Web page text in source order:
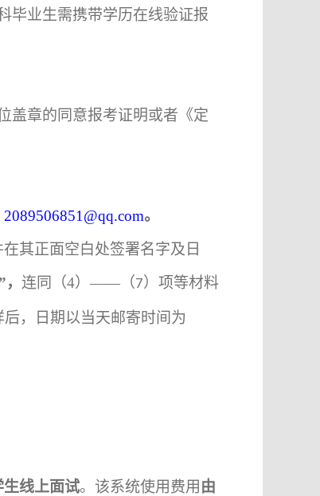
毕业生需携带学历在线验证报
盖章的同意报考证明或者《定
2089506851@qq.com。
其正面空白处签署名字及日
连同（4）——（7）项等材料
，日期以当天邮寄时间为
线上面试。该系统使用费用 由